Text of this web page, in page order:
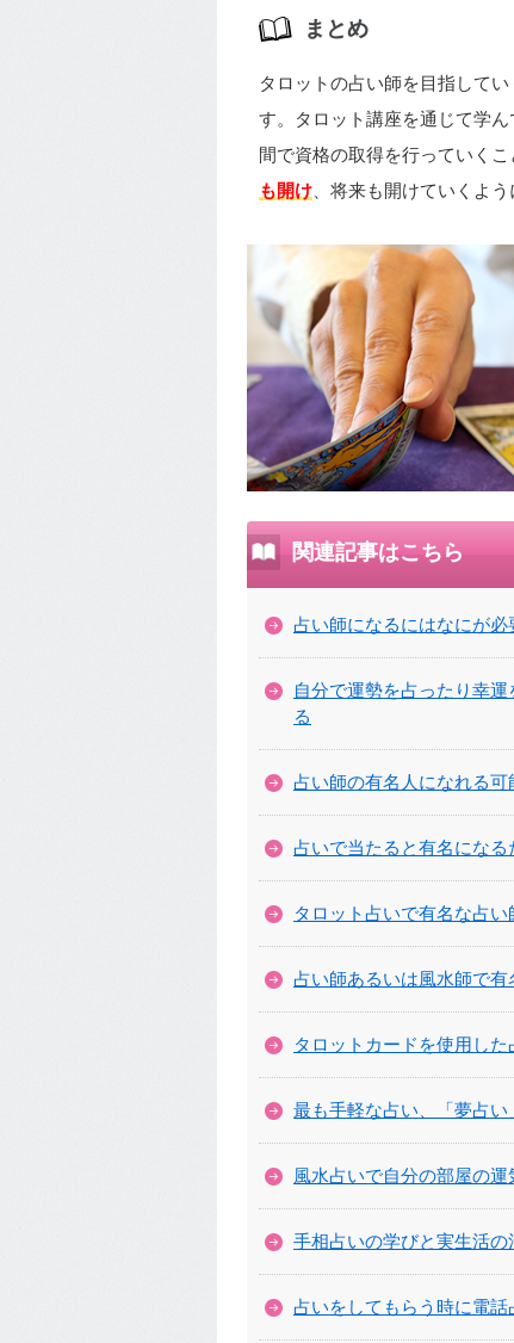
まとめ
タロットの占い師を目指して
す。タロット講座を通じて学
間で資格の取得を行っていくこ
も開け、将来も開けていくよう
関連記事はこちら
占い師になるにはなにが必
自分で運勢を占ったり幸
る
占い師の有名人になれる可
占いで当たると有名になる
タロット占いで有名な占
占い師あるいは風水師で有
タロットカードを使用した
最も手軽な占い、「夢占い
風水占いで自分の部屋の
手相占いの学びと実生活の
占いをしてもらう時に電